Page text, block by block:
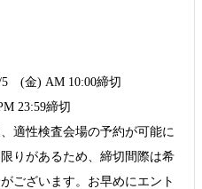
5 (金) AM 10:00締切
23:59締切
適性検査会場の予約が可能に
りがあるため、締切間際は希
ございます。お早めにエント